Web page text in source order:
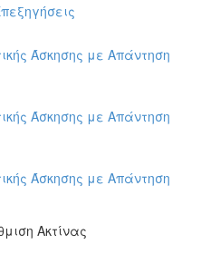
Άσκησης με Απάντηση
Άσκησης με Απάντηση
Άσκησης με Απάντηση
Ακτίνας